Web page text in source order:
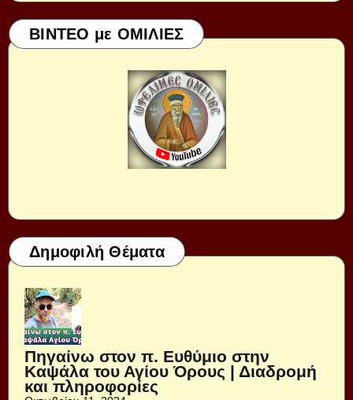
ΒΙΝΤΕΟ με ΟΜΙΛΙΕΣ
Δημοφιλή Θέματα
Πηγαίνω στον π. Ευθύμιο στην
Καψάλα του Αγίου Όρους | Διαδρομή
και πληροφορίες